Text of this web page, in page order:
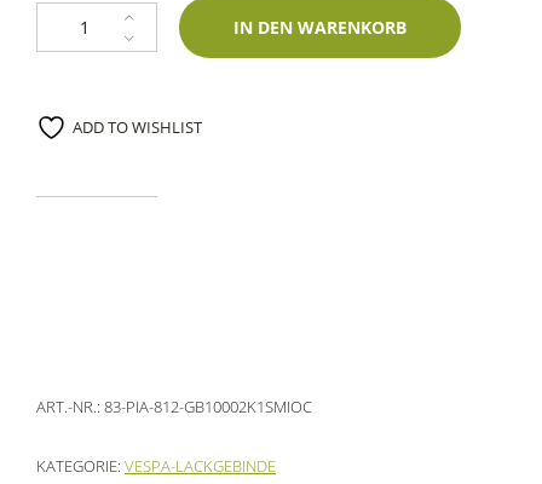
Gebinde Piaggio 812 Blue 1000ml 2K Mipa-Einschichtlack Menge
IN DEN WARENKORB
ADD TO WISHLIST
ART.-NR.: 83-PIA-812-GB10002K1SMIOC
KATEGORIE: VESPA-LACKGEBINDE